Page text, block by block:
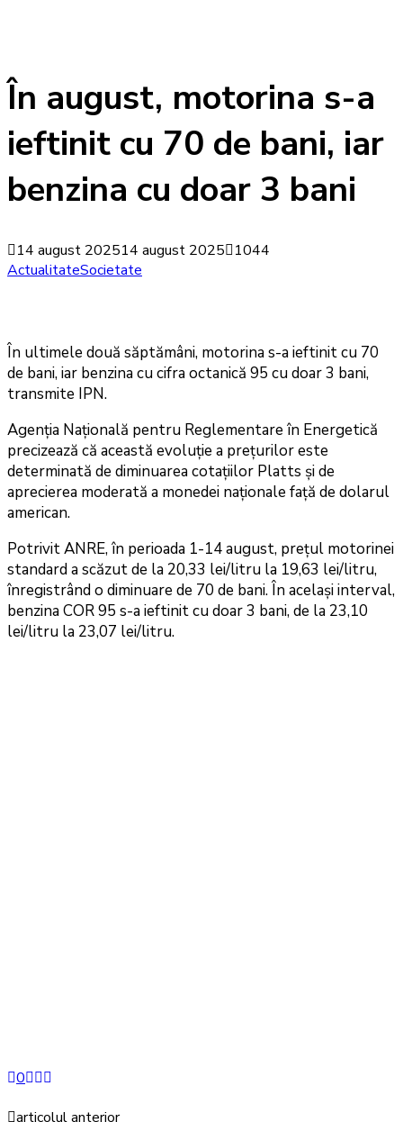
În august, motorina s-a
ieftinit cu 70 de bani, iar
benzina cu doar 3 bani
14 august 202514 august 2025 1044
ActualitateSocietate
În ultimele două săptămâni, motorina s-a ieftinit cu 70
de bani, iar benzina cu cifra octanică 95 cu doar 3 bani,
transmite IPN.
Agenția Națională pentru Reglementare în Energetică
precizează că această evoluție a prețurilor este
determinată de diminuarea cotațiilor Platts și de
aprecierea moderată a monedei naționale față de dolarul
american.
Potrivit ANRE, în perioada 1-14 august, prețul motorinei
standard a scăzut de la 20,33 lei/litru la 19,63 lei/litru,
înregistrând o diminuare de 70 de bani. În același interval,
benzina COR 95 s-a ieftinit cu doar 3 bani, de la 23,10
lei/litru la 23,07 lei/litru.
0
articolul anterior